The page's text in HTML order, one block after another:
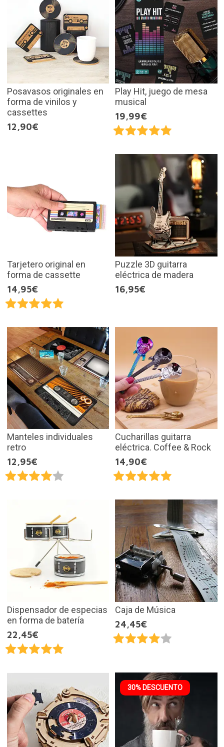
Posavasos originales en
forma de vinilos y
cassettes
12,90€
Play Hit, juego de mesa
musical
19,99€
Tarjetero original en
forma de cassette
14,95€
Puzzle 3D guitarra
eléctrica de madera
16,95€
Manteles individuales
retro
12,95€
Cucharillas guitarra
eléctrica. Coffee & Rock
14,90€
Dispensador de especias
en forma de batería
22,45€
Caja de Música
24,45€
30% DESCUENTO